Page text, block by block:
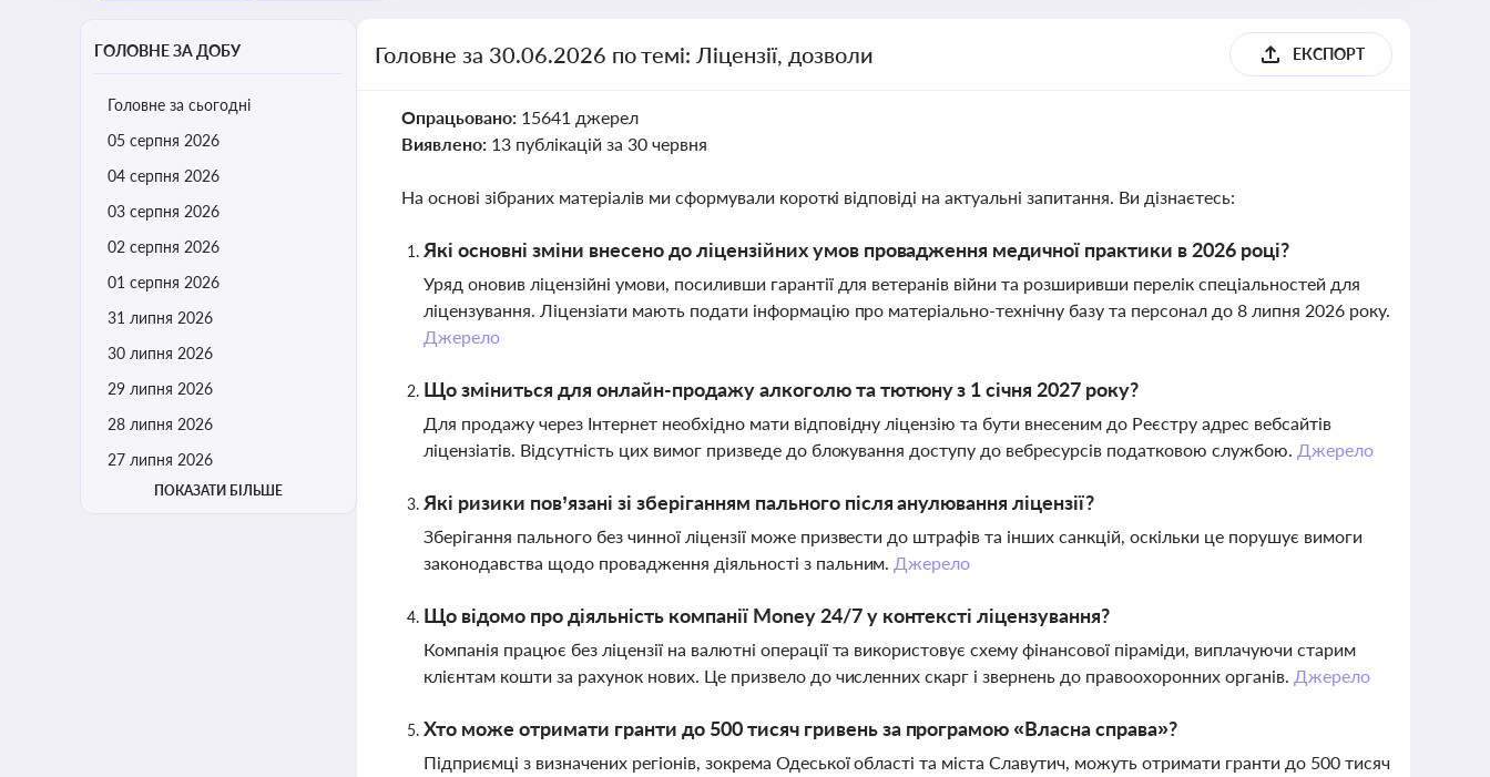
ГОЛОВНЕ ЗА ДОБУ
Головне за сьогодні
05 серпня 2026
04 серпня 2026
03 серпня 2026
02 серпня 2026
01 серпня 2026
31 липня 2026
30 липня 2026
29 липня 2026
28 липня 2026
27 липня 2026
ПОКАЗАТИ БІЛЬШЕ
Головне за 30.06.2026 по темі: Ліцензії, дозволи ЕКСПОРТ
Опрацьовано: 15641 джерел
Виявлено: 13 публікацій за 30 червня
На основі зібраних матеріалів ми сформували короткі відповіді на актуальні запитання. Ви дізнаєтесь:
Які основні зміни внесено до ліцензійних умов провадження медичної практики в 2026 році?
Уряд оновив ліцензійні умови, посиливши гарантії для ветеранів війни та розширивши перелік спеціальностей для
ліцензування. Ліцензіати мають подати інформацію про матеріально-технічну базу та персонал до 8 липня 2026 року.
Джерело
Що зміниться для онлайн-продажу алкоголю та тютюну з 1 січня 2027 року?
Для продажу через Інтернет необхідно мати відповідну ліцензію та бути внесеним до Реєстру адрес вебсайтів
ліцензіатів. Відсутність цих вимог призведе до блокування доступу до вебресурсів податковою службою. Джерело
Які ризики пов’язані зі зберіганням пального після анулювання ліцензії?
Зберігання пального без чинної ліцензії може призвести до штрафів та інших санкцій, оскільки це порушує вимоги
законодавства щодо провадження діяльності з пальним. Джерело
Що відомо про діяльність компанії Money 24/7 у контексті ліцензування?
Компанія працює без ліцензії на валютні операції та використовує схему фінансової піраміди, виплачуючи старим
клієнтам кошти за рахунок нових. Це призвело до численних скарг і звернень до правоохоронних органів. Джерело
Хто може отримати гранти до 500 тисяч гривень за програмою «Власна справа»?
Підприємці з визначених регіонів, зокрема Одеської області та міста Славутич, можуть отримати гранти до 500 тисяч